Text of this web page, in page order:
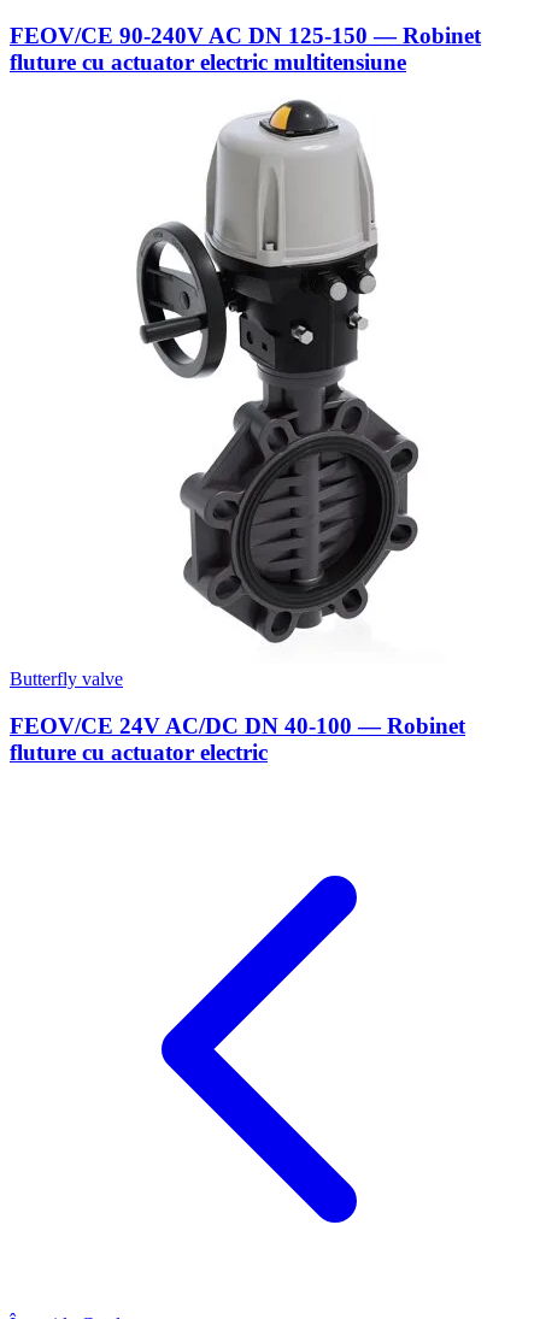
FEOV/CE 90-240V AC DN 125-150 — Robinet
fluture cu actuator electric multitensiune
Butterfly valve
FEOV/CE 24V AC/DC DN 40-100 — Robinet
fluture cu actuator electric